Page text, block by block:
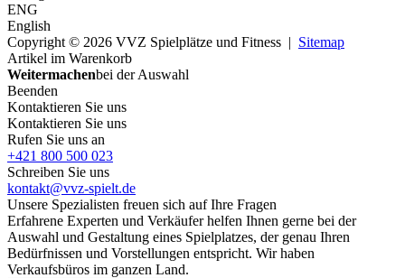
ENG
English
Copyright © 2026 VVZ Spielplätze und Fitness | Sitemap
Artikel im Warenkorb
Weitermachenbei der Auswahl
Beenden
Kontaktieren Sie uns
Kontaktieren Sie uns
Rufen Sie uns an
+421 800 500 023
Schreiben Sie uns
kontakt@vvz-spielt.de
Unsere Spezialisten freuen sich auf Ihre Fragen
Erfahrene Experten und Verkäufer helfen Ihnen gerne bei der
Auswahl und Gestaltung eines Spielplatzes, der genau Ihren
Bedürfnissen und Vorstellungen entspricht. Wir haben
Verkaufsbüros im ganzen Land.